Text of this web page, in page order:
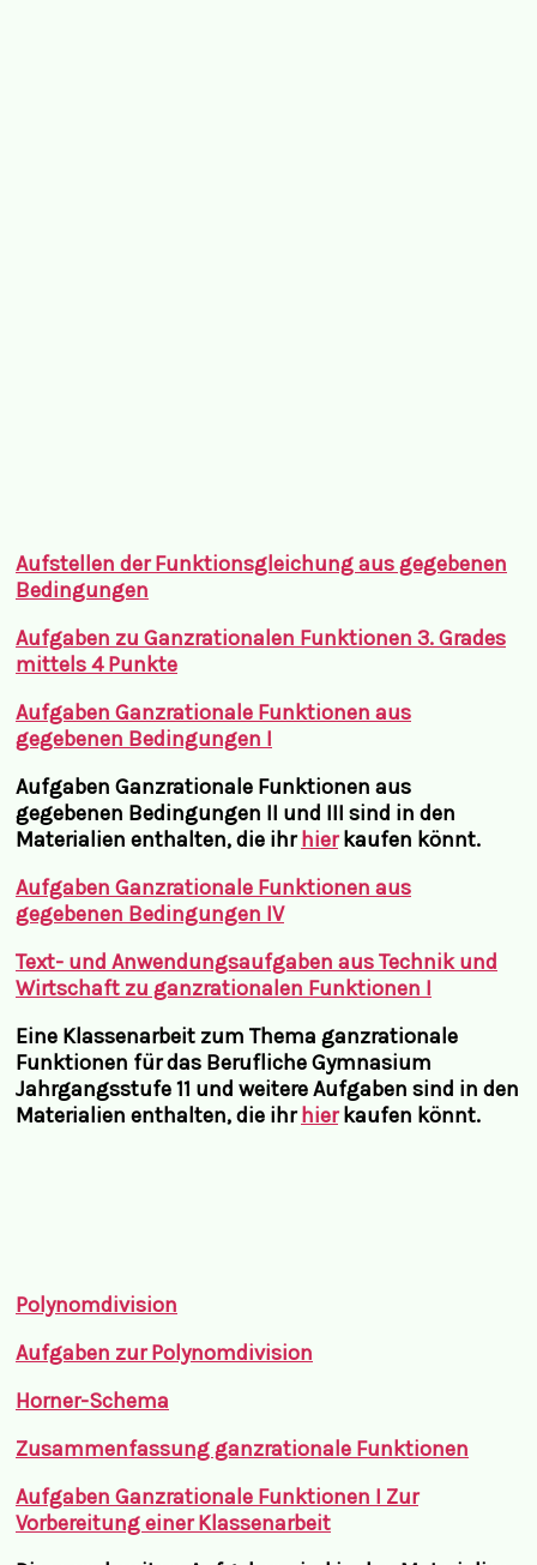
Aufstellen der Funktionsgleichung aus gegebenen
Bedingungen
Aufgaben zu Ganzrationalen Funktionen 3. Grades
mittels 4 Punkte
Aufgaben Ganzrationale Funktionen aus
gegebenen Bedingungen I
Aufgaben Ganzrationale Funktionen aus
gegebenen Bedingungen II und III sind in den
Materialien enthalten, die ihrhierkaufen könnt.
Aufgaben Ganzrationale Funktionen aus
gegebenen Bedingungen IV
Text- und Anwendungsaufgaben aus Technik und
Wirtschaft zu ganzrationalen Funktionen I
Eine Klassenarbeit zum Thema ganzrationale
Funktionen für das Berufliche Gymnasium
Jahrgangsstufe 11 und weitere Aufgaben sind in den
Materialien enthalten, die ihrhierkaufen könnt.
Polynomdivision
Aufgaben zur Polynomdivision
Horner-Schema
Zusammenfassung ganzrationale Funktionen
Aufgaben Ganzrationale Funktionen I Zur
Vorbereitung einer Klassenarbeit